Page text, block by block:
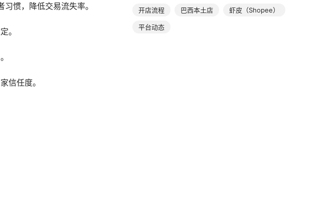
惯，降低交易流失率。
。
信任度。
开店流程 巴西本土店 虾皮（Shopee）
平台动态